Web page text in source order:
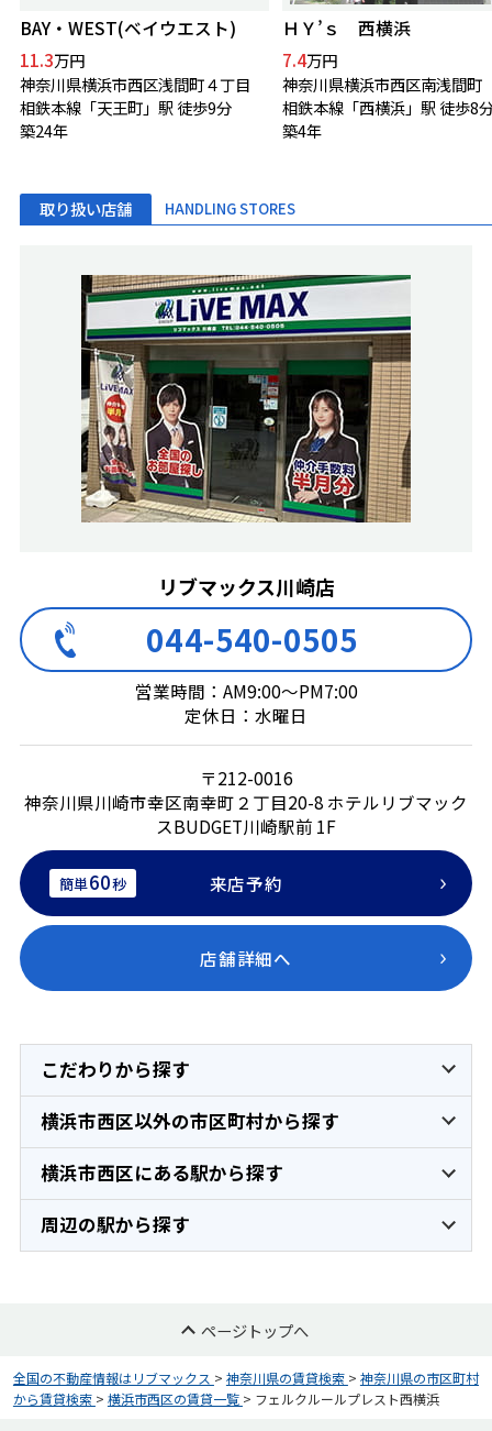
BAY・WEST(ベイウエスト)
11.3万円
神奈川県横浜市西区浅間町４丁目
相鉄本線「天王町」駅 徒歩9分
築24年
ＨＹ’ｓ 西横浜
7.4万円
神奈川県横浜市西区南浅間町
相鉄本線「西横浜」駅 徒歩8
築4年
取り扱い店舗 HANDLING STORES
リブマックス川崎店
044-540-0505
営業時間：AM9:00～PM7:00
定休日：水曜日
〒212-0016
神奈川県川崎市幸区南幸町２丁目20-8 ホテルリブマック
スBUDGET川崎駅前 1F
簡単60秒 来店予約
店舗詳細へ
こだわりから探す
横浜市西区以外の市区町村から探す
横浜市西区にある駅から探す
周辺の駅から探す
ページトップへ
全国の不動産情報はリブマックス > 神奈川県の賃貸検索 > 神奈川県の市区町村
から賃貸検索 > 横浜市西区の賃貸一覧 > フェルクルールプレスト西横浜